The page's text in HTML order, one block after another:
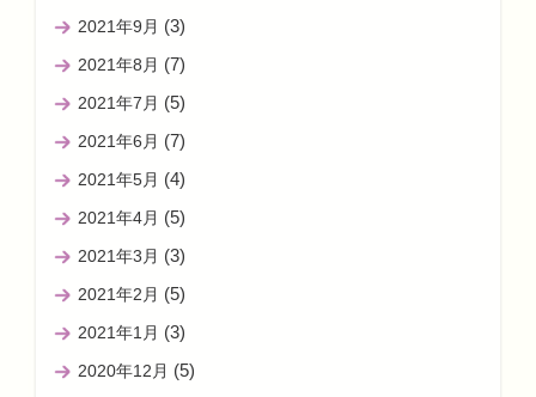
2021年9月 (3)
2021年8月 (7)
2021年7月 (5)
2021年6月 (7)
2021年5月 (4)
2021年4月 (5)
2021年3月 (3)
2021年2月 (5)
2021年1月 (3)
2020年12月 (5)